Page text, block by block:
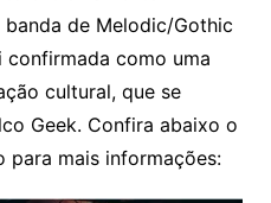
de Melodic/Gothic
confirmada como uma
cultural, que se
Geek. Confira abaixo o
mais informações: